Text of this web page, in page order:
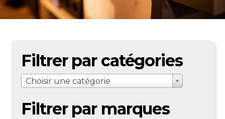
Filtrer par catégories
Choisir une catégorie
Filtrer par marques